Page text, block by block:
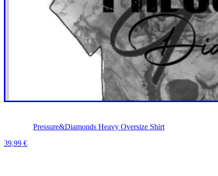
Pressure&Diamonds Heavy Oversize Shirt
39,99 €